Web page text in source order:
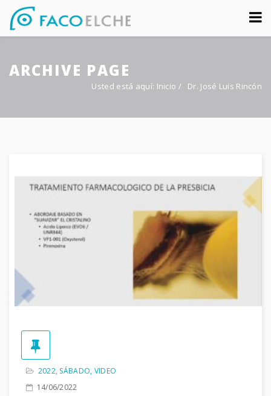
Sobre nosotros
Congreso
Contacto
ARCHIVE PAGE
Usted está aquí: Inicio / Dr. José Luis Rincón
2022, SÁBADO, VIDEO
14/06/2022